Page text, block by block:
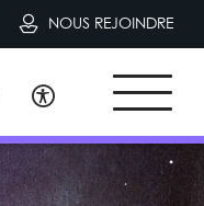
NOUS REJOINDRE